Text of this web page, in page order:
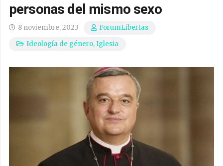
personas del mismo sexo
8 noviembre, 2023
ForumLibertas
Ideología de género,Iglesia